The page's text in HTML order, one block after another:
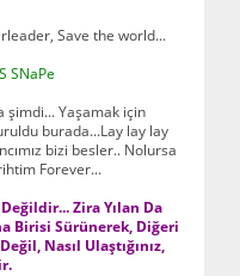
Save the world...
SNaPe
şimdi... Yaşamak için
burada...Lay lay lay
bizi besler.. Nolursa
Forever...
Zira Yılan Da
Birisi Sürünerek, Diğeri
Nasıl Ulaştığınız,